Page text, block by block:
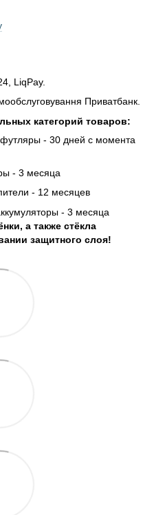
LiqPay.
Приватбанк.
категорий товаров:
- 30 дней с момента
- 3 месяца
- 12 месяцев
- 3 месяца
а также стёкла
защитного слоя!